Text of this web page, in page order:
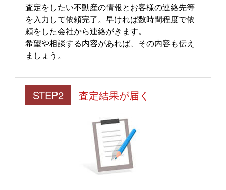
査定をしたい不動産の情報とお客様の連絡先等
を入力して依頼完了。早ければ数時間程度で依
頼をした会社から連絡がきます。
希望や相談する内容があれば、その内容も伝え
ましょう。
STEP2 査定結果が届く